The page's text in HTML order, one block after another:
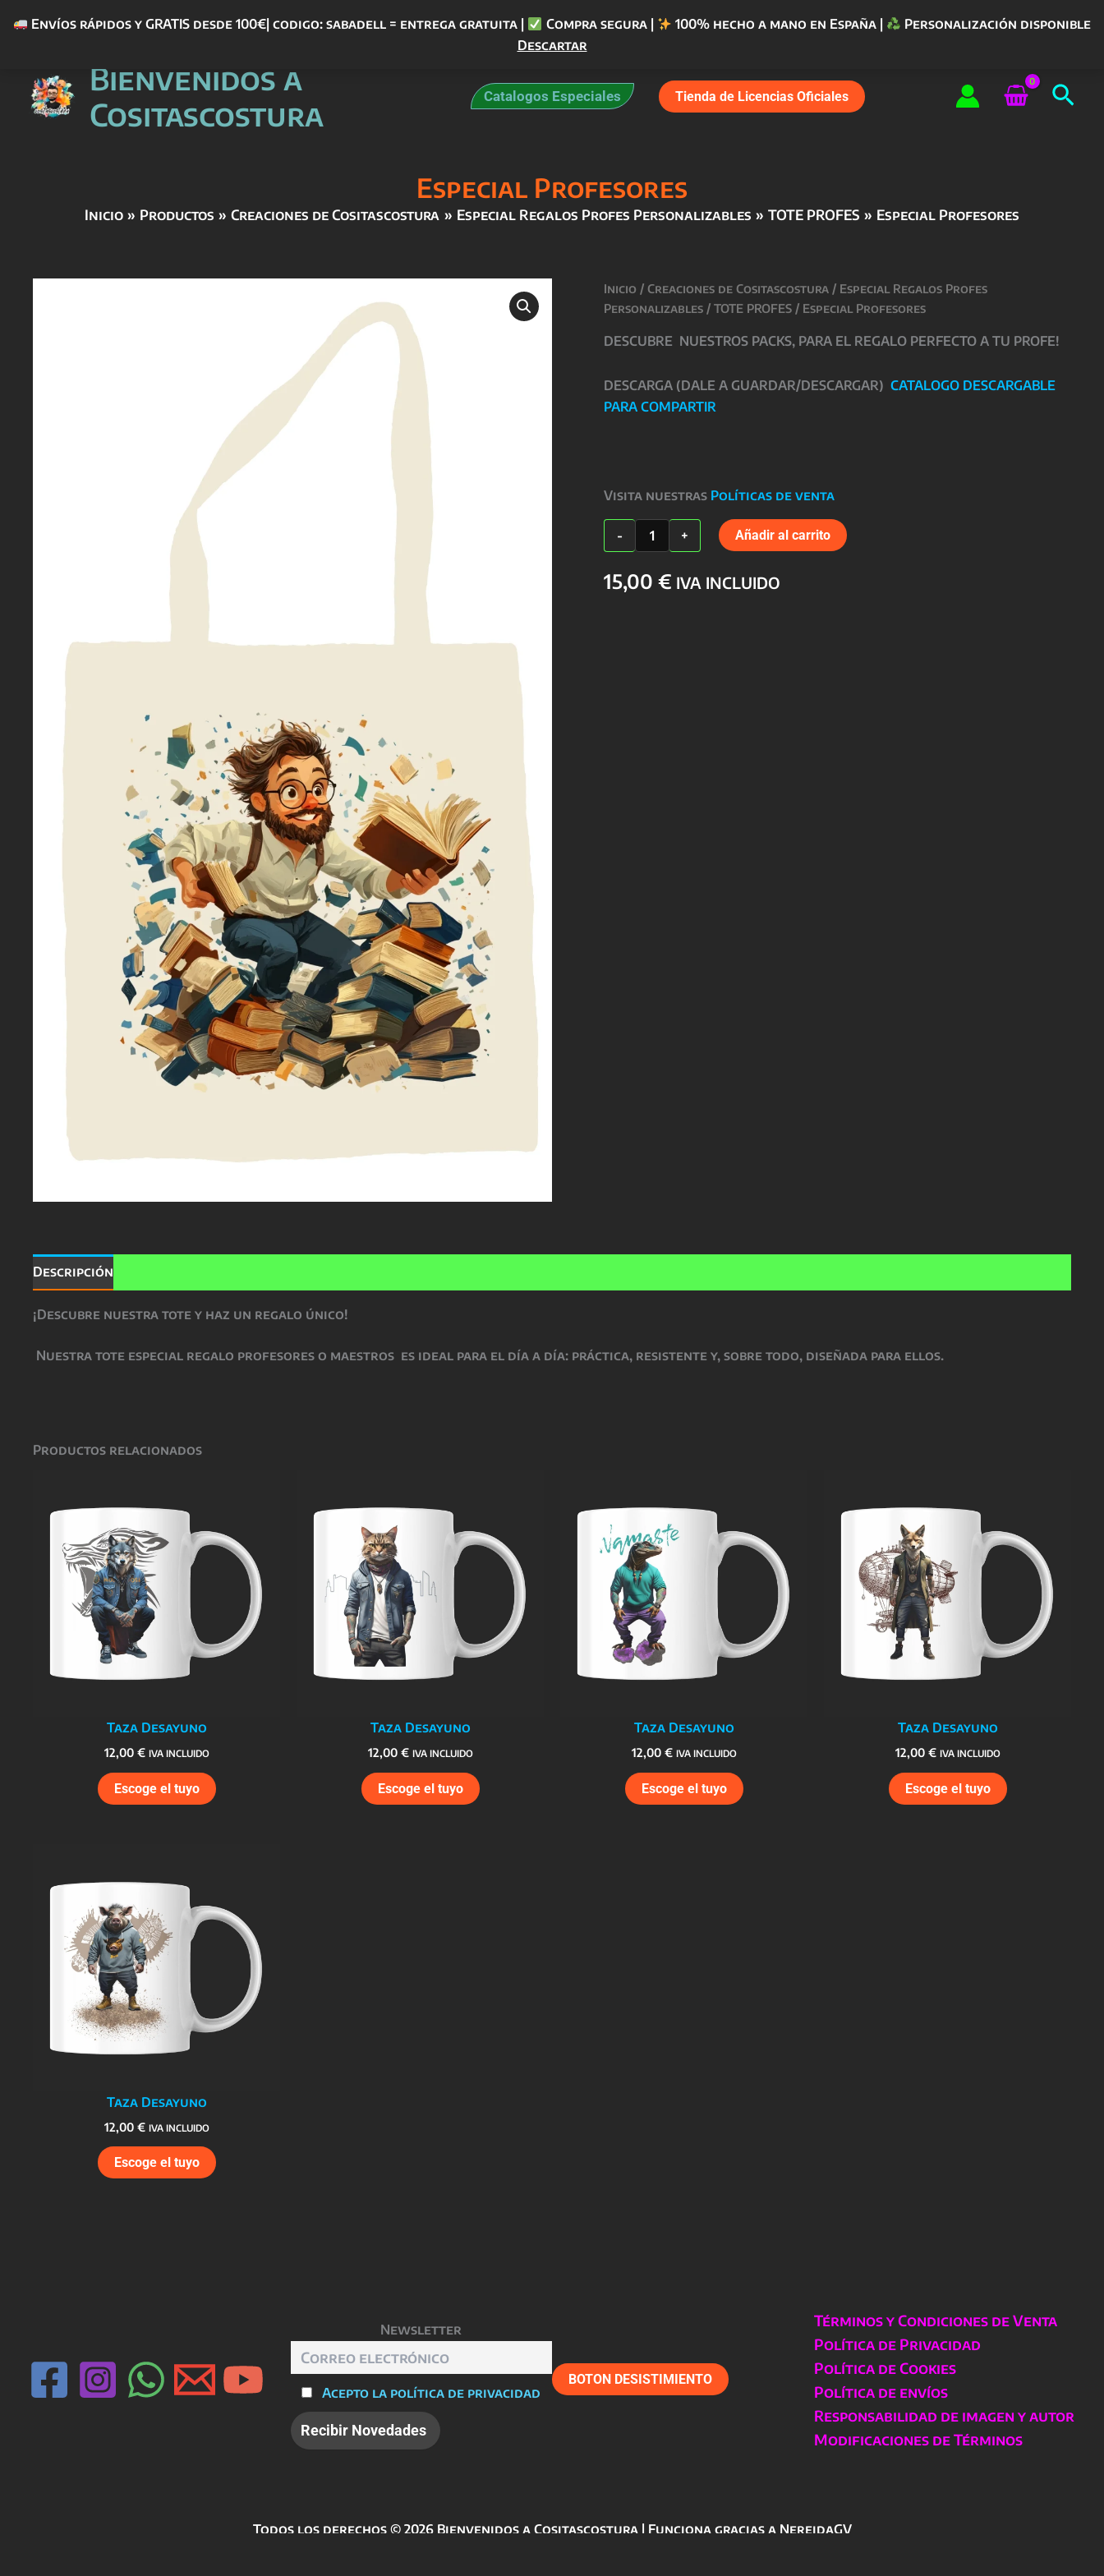
Envíos rápidos y GRATIS desde 100€| codigo: sabadell = entrega gratuita | Compra segura | 100% hecho a mano en España |
Personalización disponible
Descartar
contenido
Bienvenidos a
Cositascostura
Catalogos Especiales Tienda de Licencias Oficiales
Especial Profesores
Inicio Productos Creaciones de Cositascostura Especial Regalos Profes Personalizables TOTE PROFES Especial Profesores
Inicio /Creaciones de Cositascostura / Especial Regalos Profes
Personalizables /TOTE PROFES / Especial Profesores
DESCUBRE NUESTROS PACKS, PARA EL REGALO PERFECTO A TU PROFE!
DESCARGA (DALE A GUARDAR/DESCARGAR)CATALOGO DESCARGABLE
PARA COMPARTIR
Visita nuestras Políticas de venta
-
Especial
Profesores
+ Añadir al carrito
15,00€ IVA INCLUIDO
Descripción
¡Descubre nuestra tote y haz un regalo único!
Nuestra tote especial regalo profesores o maestros es ideal para el día a día: práctica, resistente y, sobre todo, diseñada para ellos.
Productos relacionados
Taza Desayuno
12,00 € IVA INCLUIDO
Escoge el tuyo
Taza Desayuno
12,00 € IVA INCLUIDO
Escoge el tuyo
Taza Desayuno
12,00 € IVA INCLUIDO
Escoge el tuyo
Taza Desayuno
12,00 € IVA INCLUIDO
Escoge el tuyo
Taza Desayuno
12,00 € IVA INCLUIDO
Escoge el tuyo
Newsletter
Acepto la política de privacidad
BOTON DESISTIMIENTO
Términos y Condiciones de Venta
Política de Privacidad
Política de Cookies
Política de envíos
Responsabilidad de imagen y autor
Modificaciones de Términos
Todos los derechos © 2026 Bienvenidos a Cositascostura | Funciona gracias a NereidaGV